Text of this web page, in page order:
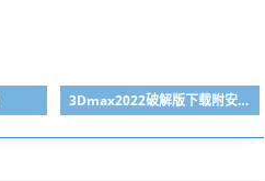
3Dmax2022破解版下载附安装教程